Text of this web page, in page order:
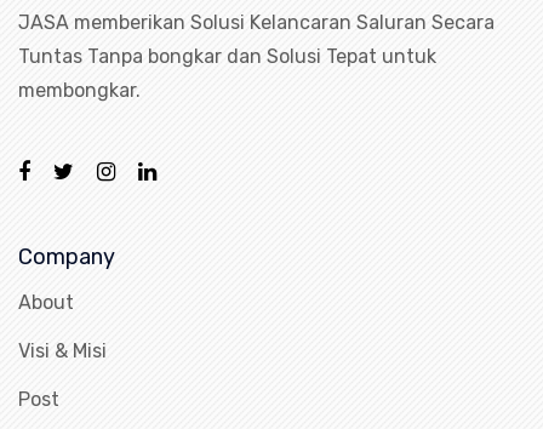
JASA memberikan Solusi Kelancaran Saluran Secara
Tuntas Tanpa bongkar dan Solusi Tepat untuk
membongkar.
Company
About
Visi & Misi
Post